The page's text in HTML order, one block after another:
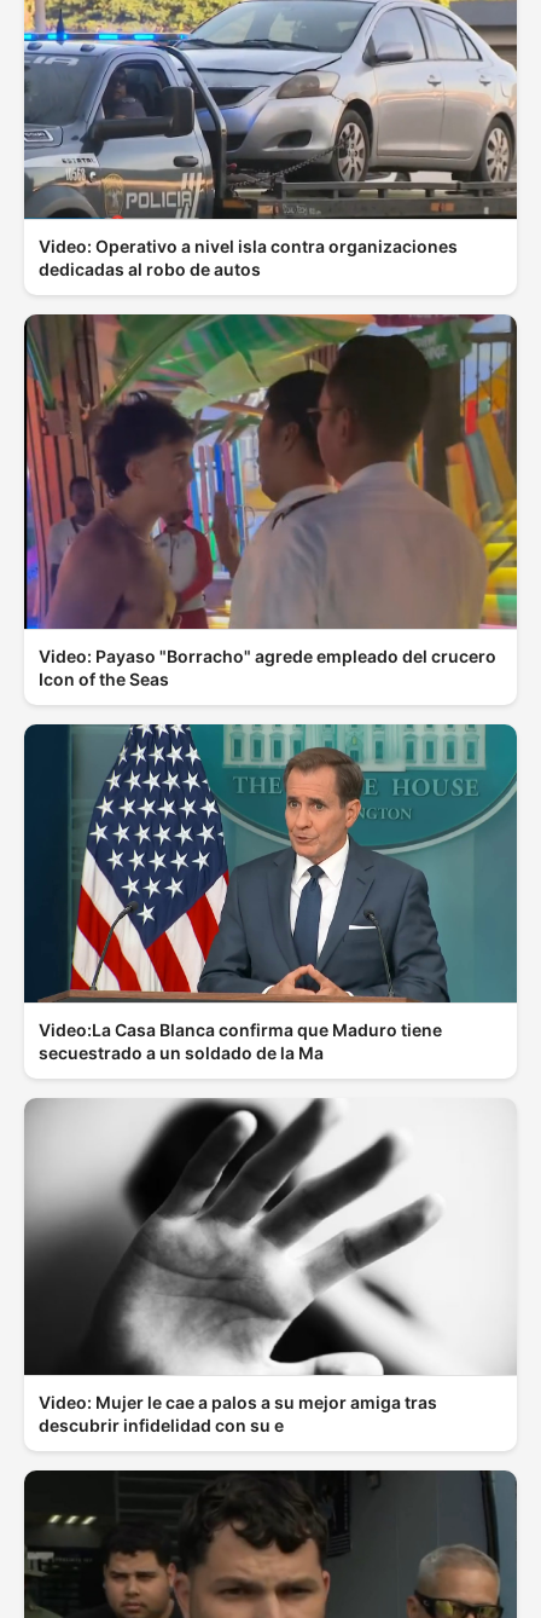
Video: Operativo a nivel isla contra organizaciones
dedicadas al robo de autos
Video: Payaso "Borracho" agrede empleado del crucero
Icon of the Seas
Video:La Casa Blanca confirma que Maduro tiene
secuestrado a un soldado de la Ma
Video: Mujer le cae a palos a su mejor amiga tras
descubrir infidelidad con su e